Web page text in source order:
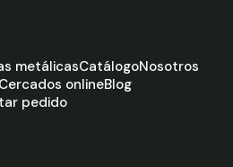
metálicasCatálogoNosotros
Cercados onlineBlog
pedido